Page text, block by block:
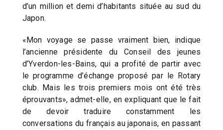
d’un million et demi d’habitants située au sud du
Japon.
«Mon voyage se passe vraiment bien, indique
l’ancienne présidente du Conseil des jeunes
d’Yverdon-les-Bains, qui a profité de partir avec
le programme d’échange proposé par le Rotary
club. Mais les trois premiers mois ont été très
éprouvants», admet-elle, en expliquant que le fait
de devoir traduire constamment les
conversations du français au japonais, en passant